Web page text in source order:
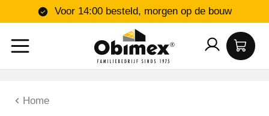
Voor 14:00 besteld, morgen op de bouw
Home